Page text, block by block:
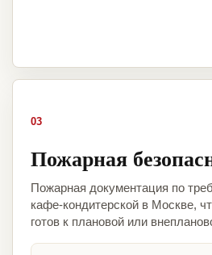
03
Пожарная
Пожарная документация по
кафе-кондитерской в Москве,
готов к плановой или